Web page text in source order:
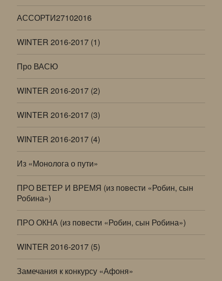
АССОРТИ27102016
WINTER 2016-2017 (1)
Про ВАСЮ
WINTER 2016-2017 (2)
WINTER 2016-2017 (3)
WINTER 2016-2017 (4)
Из «Монолога о пути»
ПРО ВЕТЕР И ВРЕМЯ (из повести «Робин, сын
Робина»)
ПРО ОКНА (из повести «Робин, сын Робина»)
WINTER 2016-2017 (5)
Замечания к конкурсу «Афоня»